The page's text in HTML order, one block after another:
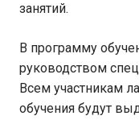
занятий.
В программу
руководством
Всем участникам
обучения будут